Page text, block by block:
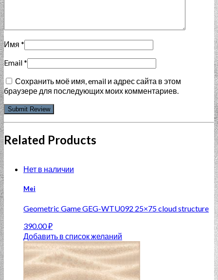
Имя *
Email*
Сохранить моё имя, email и адрес сайта в этом
браузере для последующих моих комментариев.
Related Products
Нет в наличии
Mei
Geometric Game GEG-WTU092 25×75 cloud structure
390.00₽
Добавить в список желаний